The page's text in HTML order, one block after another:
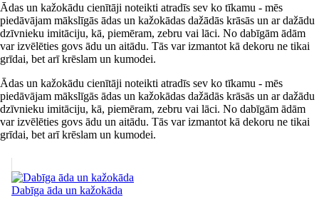
Ādas un kažokādu cienītāji noteikti atradīs sev ko tīkamu - mēs
piedāvājam mākslīgās ādas un kažokādas dažādās krāsās un ar dažādu
dzīvnieku imitāciju, kā, piemēram, zebru vai lāci. No dabīgām ādām
var izvēlēties govs ādu un aitādu. Tās var izmantot kā dekoru ne tikai
grīdai, bet arī krēslam un kumodei.
Ādas un kažokādu cienītāji noteikti atradīs sev ko tīkamu - mēs
piedāvājam mākslīgās ādas un kažokādas dažādās krāsās un ar dažādu
dzīvnieku imitāciju, kā, piemēram, zebru vai lāci. No dabīgām ādām
var izvēlēties govs ādu un aitādu. Tās var izmantot kā dekoru ne tikai
grīdai, bet arī krēslam un kumodei.
Dabīga āda un kažokāda